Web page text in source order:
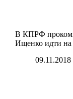
В КПРФ
Ищенко идти
09.11.2018